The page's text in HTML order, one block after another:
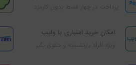
امکان خرید اعتباری با وایب